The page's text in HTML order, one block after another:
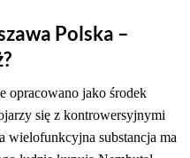
Polska –
opracowano jako środek
się z kontrowersyjnymi
wielofunkcyjna substancja ma